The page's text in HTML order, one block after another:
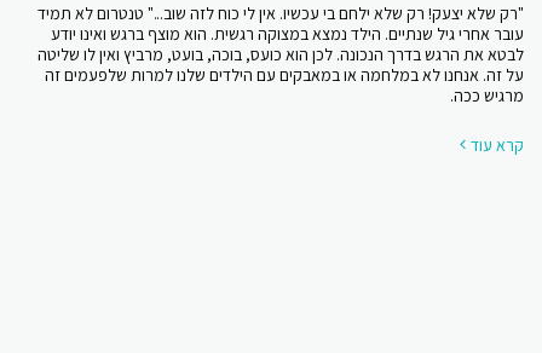
"רק שלא יצעק! רק שלא ילחם בי עכשיו. אין לי כוח לזה שוב..." טנטרום לא תמיד
עובר אחרי גיל שנתיים. הילד נמצא במצוקה רגשית. הוא מוצף ברגש ואינו יודע
לבטא את הרגש בדרך הנכונה. לכן הוא כועס, בוכה, בועט, מרביץ ואין לו שליטה
על זה. אנחנו לא במלחמה או במאבקים עם הילדים שלנו למרות שלפעמים זה
מרגיש ככה.
קרא עוד